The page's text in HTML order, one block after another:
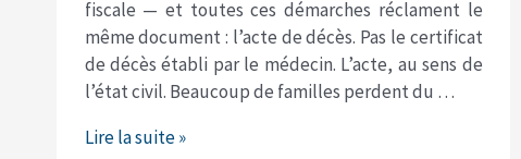
fiscale — et toutes ces démarches réclament le
même document : l’acte de décès. Pas le certificat
de décès établi par le médecin. L’acte, au sens de
l’état civil. Beaucoup de familles perdent du …
le
guide
complet
Lire la suite »